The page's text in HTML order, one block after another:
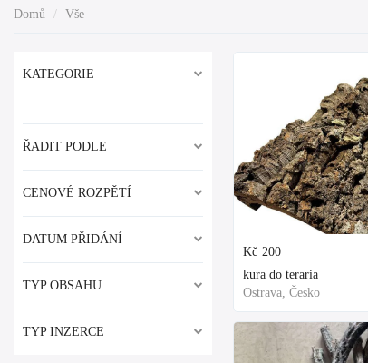
Domů Vše
KATEGORIE
ŘADIT PODLE
CENOVÉ ROZPĚTÍ
DATUM PŘIDÁNÍ
TYP OBSAHU
TYP INZERCE
Kč 200
kura do teraria
Ostrava, Česko